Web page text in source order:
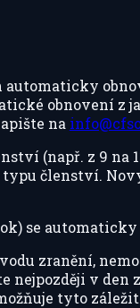
obnovení z
na
(např. z 9 na
typu členství.
se automaticky
zranění,
nejpozději v den
tyto